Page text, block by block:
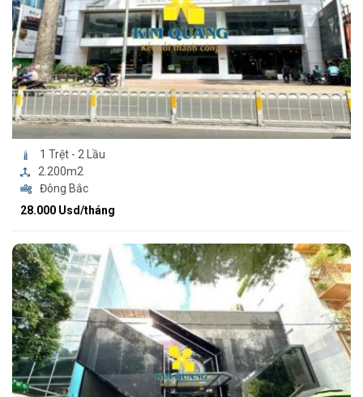
1 Trệt - 2 Lầu
2.200m2
Đông Bắc
28.000 Usd/tháng